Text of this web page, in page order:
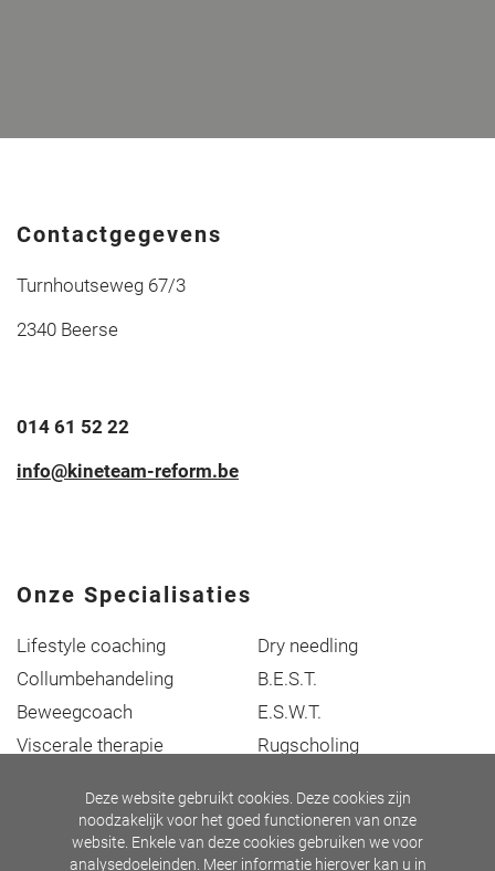
Contactgegevens
Turnhoutseweg 67/3
2340 Beerse
014 61 52 22
info@kineteam-reform.be
Onze Specialisaties
Lifestyle coaching
Collumbehandeling
Beweegcoach
Viscerale therapie
Sportrevalidatie
Dry needling
B.E.S.T.
E.S.W.T.
Rugscholing
Deze website gebruikt cookies. Deze cookies zijn
noodzakelijk voor het goed functioneren van onze
website. Enkele van deze cookies gebruiken we voor
analysedoeleinden. Meer informatie hierover kan u in